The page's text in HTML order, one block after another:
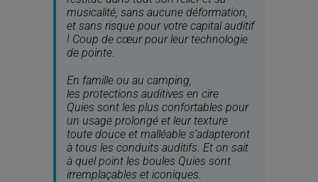
musicalité, sans aucune déformation,
et sans risque pour votre capital auditif
! Coup de cœur pour leur technologie
de pointe.
En famille ou au camping,
les protections auditives en cire
Quies sont les plus confortables pour
un usage prolongé et leur texture
toute douce et malléable s’adapteront
à tous les conduits auditifs. Et on sait
à quel point les boules Quies sont
irremplaçables et iconiques.